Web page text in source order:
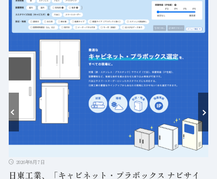
2026年8月7日
日東工業、「キャビネット・プラボックス ナビサイ